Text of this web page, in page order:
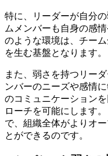
特に、リーダーが自分
ムメンバーも自身の感
のような環境は、チー
を生む基盤となります。
また、弱さを持つリー
ンバーのニーズや感情
のコミュニケーション
ローチを可能にします
で、組織全体がよりオ
とができるのです。